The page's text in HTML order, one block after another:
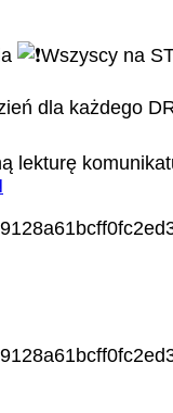
Wszyscy na
dla każdego
lekturę